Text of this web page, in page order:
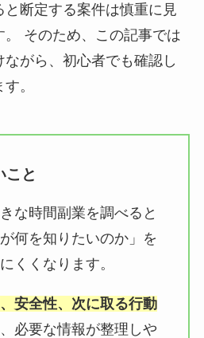
と断定する案件は慎重に見
そのため、この記事では
がら、初心者でも確認し
。
こと
な時間副業を調べると
何を知りたいのか」を
くくなります。
安全性、次に取る行動
必要な情報が整理しや